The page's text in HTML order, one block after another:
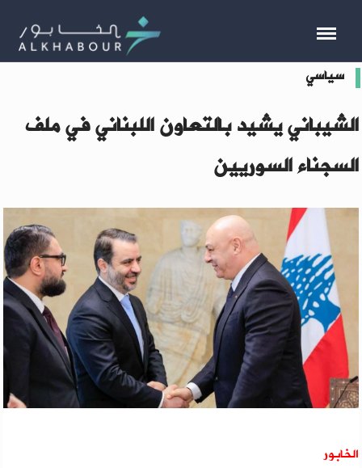
سياسي
الشيباني يشيد بالتعاون اللبناني في ملف
السجناء السوريين
الخابور